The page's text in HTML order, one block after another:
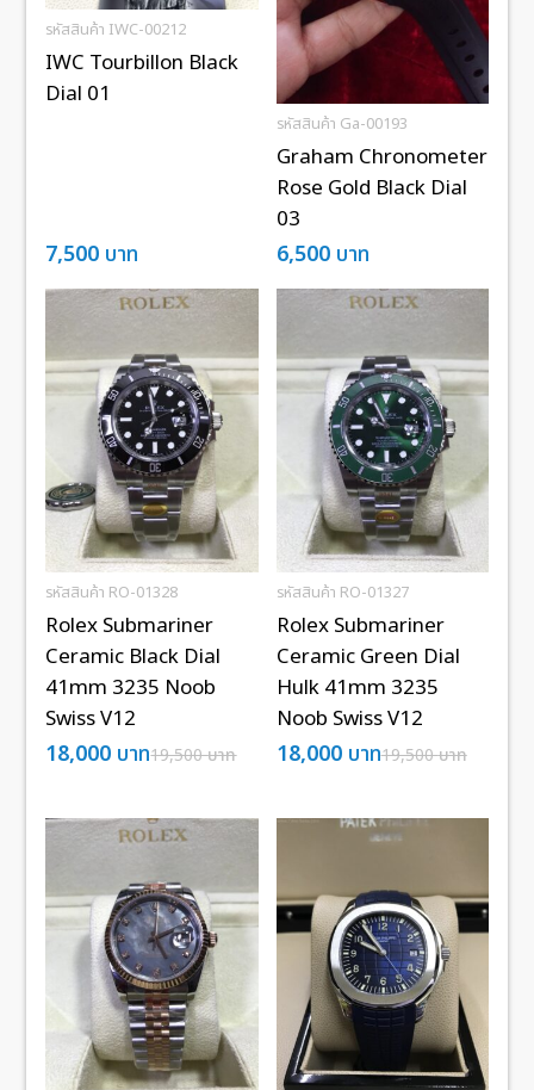
รหัสสินค้า IWC-00212
IWC Tourbillon Black
Dial 01
7,500 บาท
รหัสสินค้า Ga-00193
Graham Chronometer
Rose Gold Black Dial
03
6,500 บาท
รหัสสินค้า RO-01328
Rolex Submariner
Ceramic Black Dial
41mm 3235 Noob
Swiss V12
19,500บาท
18,000 บาท
รหัสสินค้า RO-01327
Rolex Submariner
Ceramic Green Dial
Hulk 41mm 3235
Noob Swiss V12
19,500บาท
18,000 บาท